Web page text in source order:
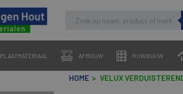
PLAATMATERIAAL AFBOUW RUWBOUW
HOME VELUX